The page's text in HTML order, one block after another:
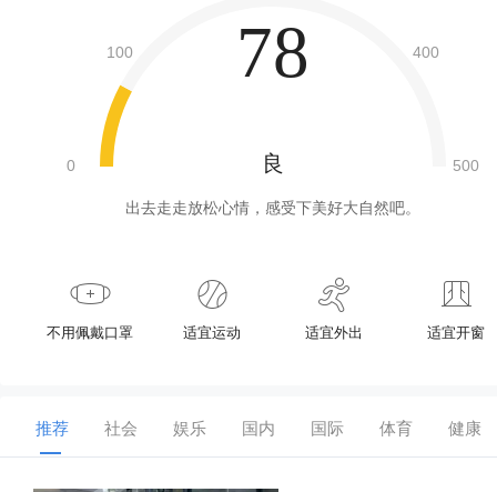
78
良
出去走走放松心情，感受下美好大自然吧。
不用佩戴口罩 适宜运动 适宜外出 适宜开窗
推荐 社会 娱乐 国内 国际 体育 健康